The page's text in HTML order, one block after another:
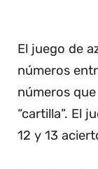
El juego de
números
números
“cartilla”. El
12 y 13